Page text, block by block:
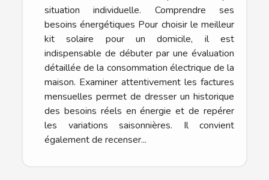
situation individuelle. Comprendre ses
besoins énergétiques Pour choisir le meilleur
kit solaire pour un domicile, il est
indispensable de débuter par une évaluation
détaillée de la consommation électrique de la
maison. Examiner attentivement les factures
mensuelles permet de dresser un historique
des besoins réels en énergie et de repérer
les variations saisonnières. Il convient
également de recenser...